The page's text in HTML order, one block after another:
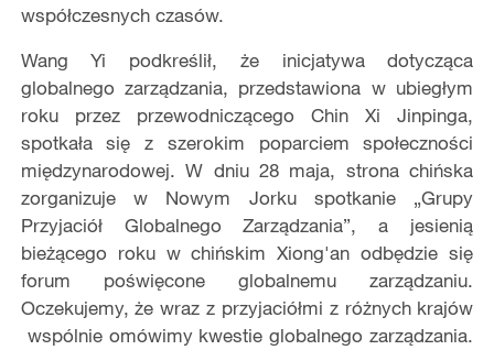
współczesnych czasów.
Wang Yi podkreślił, że inicjatywa dotycząca
globalnego zarządzania, przedstawiona w ubiegłym
roku przez przewodniczącego Chin Xi Jinpinga,
spotkała się z szerokim poparciem społeczności
międzynarodowej. W dniu 28 maja, strona chińska
zorganizuje w Nowym Jorku spotkanie „Grupy
Przyjaciół Globalnego Zarządzania”, a jesienią
bieżącego roku w chińskim Xiong'an odbędzie się
forum poświęcone globalnemu zarządzaniu.
Oczekujemy, że wraz z przyjaciółmi z różnych krajów
wspólnie omówimy kwestie globalnego zarządzania.